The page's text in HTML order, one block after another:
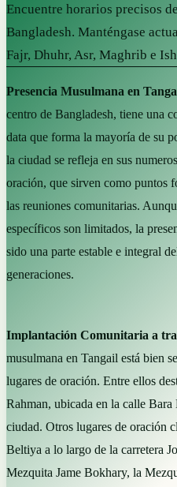
Encuentre horarios precisos
Bangladesh. Manténgase
Fajr, Dhuhr, Asr, Maghrib e
Presencia Musulmana en
centro de Bangladesh, tiene una
data que forma la mayoría de su
la ciudad se refleja en sus
oración, que sirven como puntos
las reuniones comunitarias.
específicos son limitados, la
sido una parte estable e integral
generaciones.
Implantación Comunitaria a
musulmana en Tangail está bien
lugares de oración. Entre ellos
Rahman, ubicada en la calle
ciudad. Otros lugares de oración
Beltiya a lo largo de la carretera
Mezquita Jame Bokhary, la